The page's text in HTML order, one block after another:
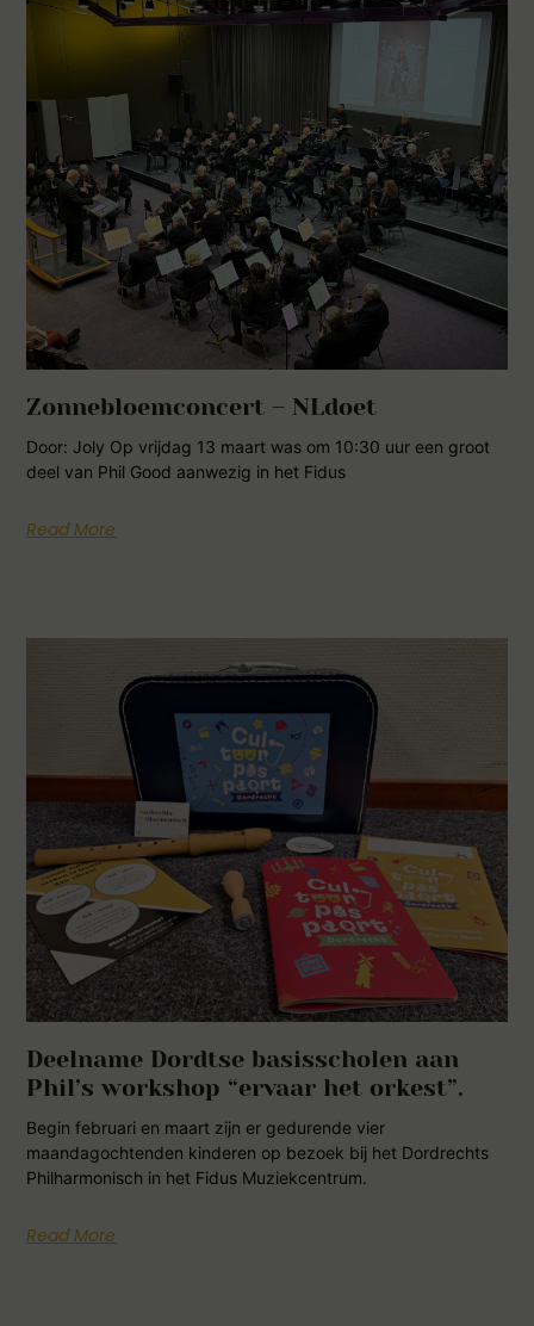
Zonnebloemconcert – NLdoet
Door: Joly Op vrijdag 13 maart was om 10:30 uur een groot
deel van Phil Good aanwezig in het Fidus
Read More
Deelname Dordtse basisscholen aan
Phil’s workshop “ervaar het orkest”.
Begin februari en maart zijn er gedurende vier
maandagochtenden kinderen op bezoek bij het Dordrechts
Philharmonisch in het Fidus Muziekcentrum.
Read More